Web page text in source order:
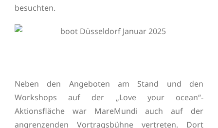
besuchten.
Neben den Angeboten am Stand und den
Workshops auf der „Love your ocean“-
Aktionsfläche war MareMundi auch auf der
angrenzenden Vortragsbühne vertreten. Dort